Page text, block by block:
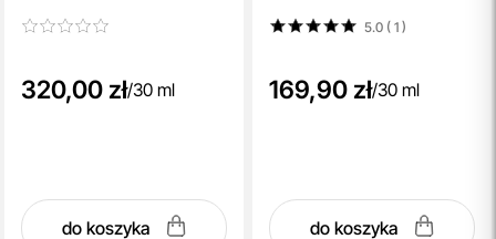
320,00 zł/30 ml
do koszyka
5.0 ( 1)
169,90 zł/30 ml
do koszyka